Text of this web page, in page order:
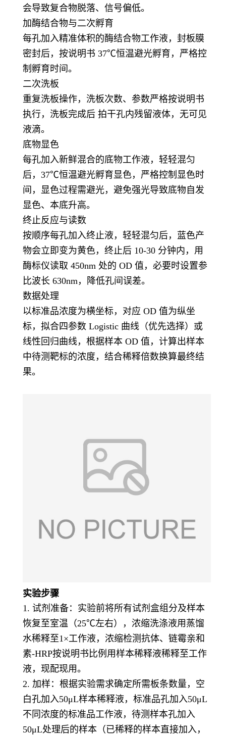
会导致复合物脱落、信号偏低。
加酶结合物与二次孵育
每孔加入精准体积的酶结合物工作液，封板膜
密封后，按说明书 37℃恒温避光孵育，严格控
制孵育时间。
二次洗板
重复洗板操作，洗板次数、参数严格按说明书
执行，洗板完成后 拍干孔内残留液体，无可见
液滴。
底物显色
每孔加入新鲜混合的底物工作液，轻轻混匀
后，37℃恒温避光孵育显色，严格控制显色时
间，显色过程需避光，避免强光导致底物自发
显色、本底升高。
终止反应与读数
按顺序每孔加入终止液，轻轻混匀后，蓝色产
物会立即变为黄色，终止后 10-30 分钟内，用
酶标仪读取 450nm 处的 OD 值，必要时设置参
比波长 630nm，降低孔间误差。
数据处理
以标准品浓度为横坐标，对应 OD 值为纵坐
标，拟合四参数 Logistic 曲线（优先选择）或
线性回归曲线，根据样本 OD 值，计算出样本
中待测靶标的浓度，结合稀释倍数换算最终结
果。
实验步骤
1. 试剂准备：实验前将所有试剂盒组分及样本
恢复至室温（25℃左右），浓缩洗涤液用蒸馏
水稀释至1×工作液，浓缩检测抗体、链霉亲和
素-HRP按说明书比例用样本稀释液稀释至工作
液，现配现用。
2. 加样：根据实验需求确定所需板条数量，空
白孔加入50μL样本稀释液，标准品孔加入50μL
不同浓度的标准品工作液，待测样本孔加入
50μL处理后的样本（已稀释的样本直接加入，